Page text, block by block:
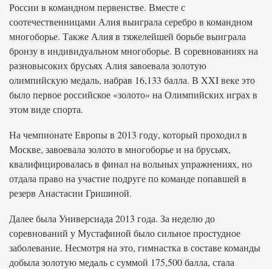
России в командном первенстве. Вместе с
соотечественницами Алия выиграла серебро в командном
многоборье. Также Алия в тяжелейшей борьбе выиграла
бронзу в индивидуальном многоборье. В соревнованиях на
разновысоких брусьях Алия завоевала золотую
олимпийскую медаль, набрав 16,133 балла. В XXI веке это
было первое российское «золото» на Олимпийских играх в
этом виде спорта.
На чемпионате Европы в 2013 году, который проходил в
Москве, завоевала золото в многоборье и на брусьях,
квалифицировалась в финал на вольных упражнениях, но
отдала право на участие подруге по команде попавшей в
резерв Анастасии Гришиной.
Далее была Универсиада 2013 года. За неделю до
соревнований у Мустафиной было сильное простудное
заболевание. Несмотря на это, гимнастка в составе команды
добыла золотую медаль с суммой 175,500 балла, стала